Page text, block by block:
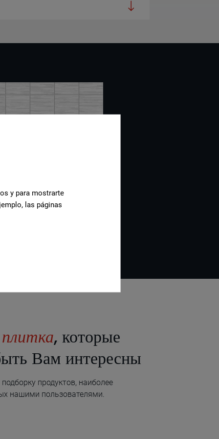
плитка, которые
Вам интересны
продуктов, наиболее
нашими пользователями.
y para mostrarte
las páginas